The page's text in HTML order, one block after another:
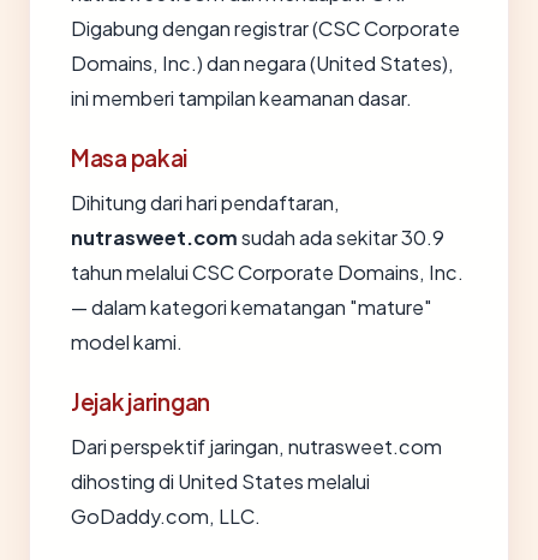
Digabung dengan registrar (CSC Corporate
Domains, Inc.) dan negara (United States),
ini memberi tampilan keamanan dasar.
Masa pakai
Dihitung dari hari pendaftaran,
nutrasweet.comsudah ada sekitar 30.9
tahun melalui CSC Corporate Domains, Inc.
— dalam kategori kematangan "mature"
model kami.
Jejak jaringan
Dari perspektif jaringan, nutrasweet.com
dihosting di United States melalui
GoDaddy.com, LLC.